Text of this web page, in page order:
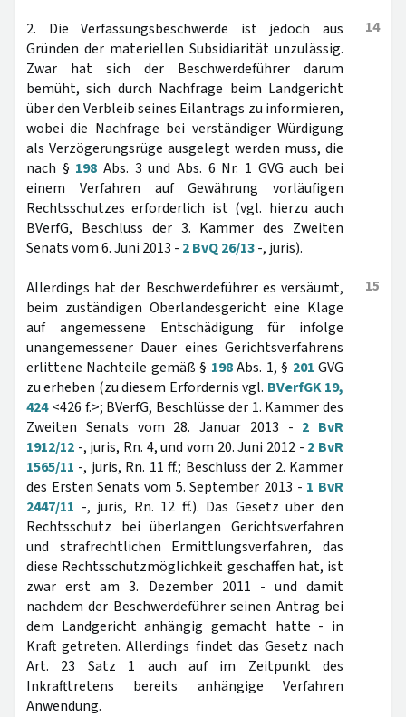
14
2. Die Verfassungsbeschwerde ist jedoch aus
Gründen der materiellen Subsidiarität unzulässig.
Zwar hat sich der Beschwerdeführer darum
bemüht, sich durch Nachfrage beim Landgericht
über den Verbleib seines Eilantrags zu informieren,
wobei die Nachfrage bei verständiger Würdigung
als Verzögerungsrüge ausgelegt werden muss, die
nach § 198 Abs. 3 und Abs. 6 Nr. 1 GVG auch bei
einem Verfahren auf Gewährung vorläufigen
Rechtsschutzes erforderlich ist (vgl. hierzu auch
BVerfG, Beschluss der 3. Kammer des Zweiten
Senats vom 6. Juni 2013 - 2 BvQ 26/13-, juris).
15
Allerdings hat der Beschwerdeführer es versäumt,
beim zuständigen Oberlandesgericht eine Klage
auf angemessene Entschädigung für infolge
unangemessener Dauer eines Gerichtsverfahrens
erlittene Nachteile gemäß § 198Abs. 1, § 201 GVG
zu erheben (zu diesem Erfordernis vgl. BVerfGK 19,
424<426 f.>; BVerfG, Beschlüsse der 1. Kammer des
Zweiten Senats vom 28. Januar 2013 - 2 BvR
1912/12 -, juris, Rn. 4, und vom 20. Juni 2012 - 2 BvR
1565/11 -, juris, Rn. 11 ff.; Beschluss der 2. Kammer
des Ersten Senats vom 5. September 2013 - 1 BvR
2447/11 -, juris, Rn. 12 ff.). Das Gesetz über den
Rechtsschutz bei überlangen Gerichtsverfahren
und strafrechtlichen Ermittlungsverfahren, das
diese Rechtsschutzmöglichkeit geschaffen hat, ist
zwar erst am 3. Dezember 2011 - und damit
nachdem der Beschwerdeführer seinen Antrag bei
dem Landgericht anhängig gemacht hatte - in
Kraft getreten. Allerdings findet das Gesetz nach
Art. 23 Satz 1 auch auf im Zeitpunkt des
Inkrafttretens bereits anhängige Verfahren
Anwendung.